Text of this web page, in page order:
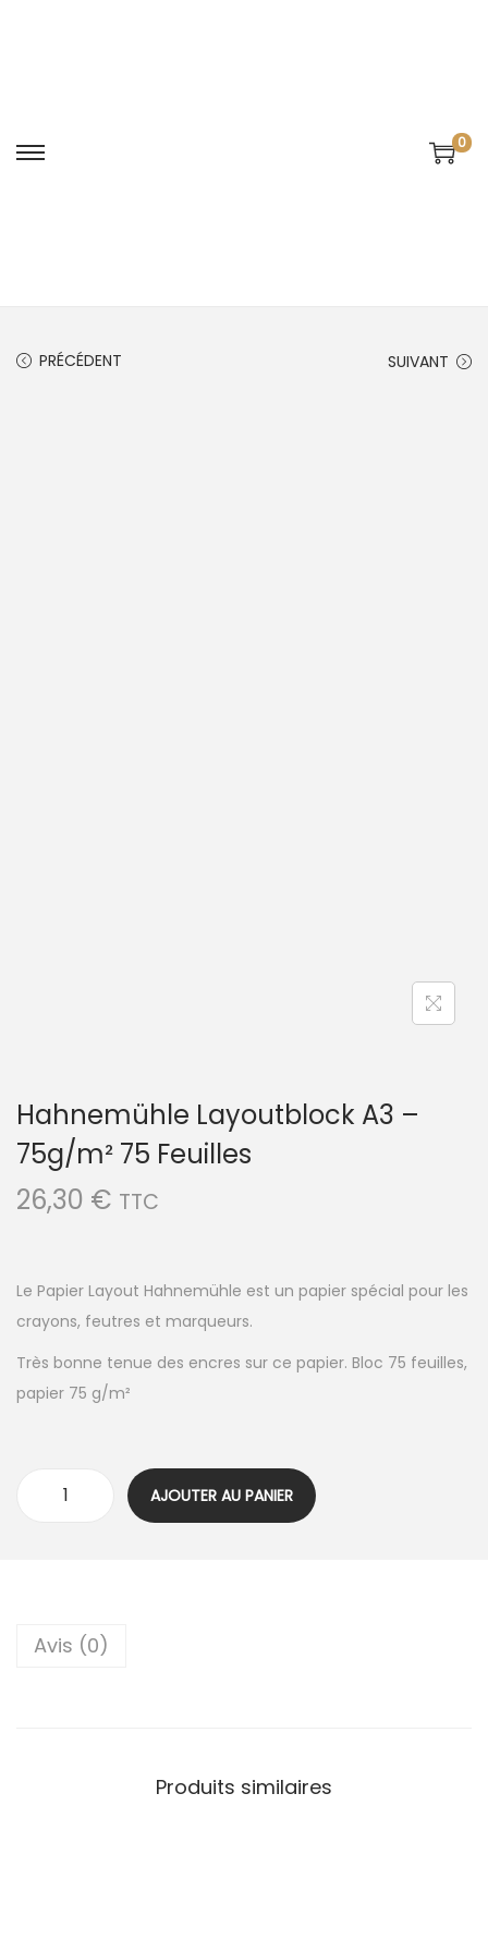
0
PRÉCÉDENT SUIVANT
Hahnemühle Layoutblock A3 –
75g/m² 75 Feuilles
26,30 € TTC
Le Papier Layout Hahnemühle est un papier spécial pour les
crayons, feutres et marqueurs.
Très bonne tenue des encres sur ce papier. Bloc 75 feuilles,
papier 75 g/m²
AJOUTER AU PANIER
Avis (0)
Produits similaires